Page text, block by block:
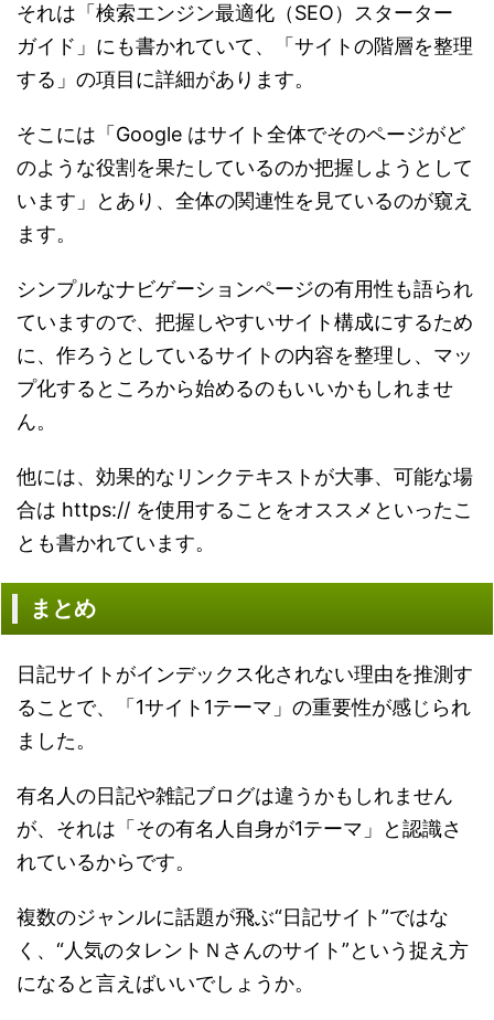
それは「検索エンジン最適化（SEO）スターター
ガイド」にも書かれていて、「サイトの階層を整理
する」の項目に詳細があります。
そこには「Google はサイト全体でそのページがど
のような役割を果たしているのか把握しようとして
います」とあり、全体の関連性を見ているのが窺え
ます。
シンプルなナビゲーションページの有用性も語られ
ていますので、把握しやすいサイト構成にするため
に、作ろうとしているサイトの内容を整理し、マッ
プ化するところから始めるのもいいかもしれませ
ん。
他には、効果的なリンクテキストが大事、可能な場
合は https:// を使用することをオススメといったこ
とも書かれています。
まとめ
日記サイトがインデックス化されない理由を推測す
ることで、「1サイト1テーマ」の重要性が感じられ
ました。
有名人の日記や雑記ブログは違うかもしれません
が、それは「その有名人自身が1テーマ」と認識さ
れているからです。
複数のジャンルに話題が飛ぶ“日記サイト”ではな
く、“人気のタレントＮさんのサイト”という捉え方
になると言えばいいでしょうか。